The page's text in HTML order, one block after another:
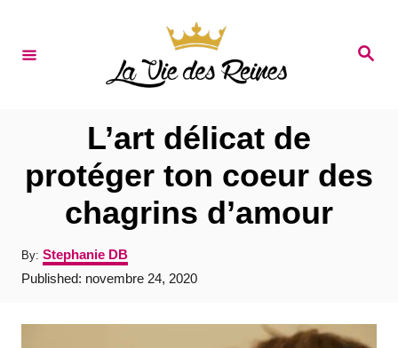
S
L’art délicat de
protéger ton coeur des
chagrins d’amour
By: A
u
t
o
Stephanie DB
P
Published: novembre 24, 2020